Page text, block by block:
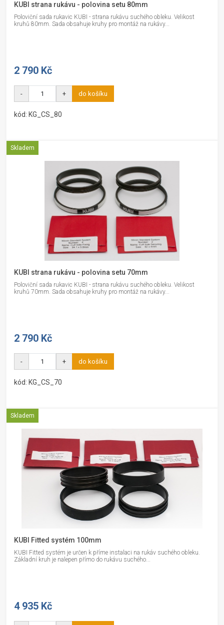
KUBI strana rukávu - polovina setu 80mm
Poloviční sada rukavic KUBI - strana rukávu suchého obleku. Velikost
kruhů 80mm. Sada obsahuje kruhy pro montáž na rukávy...
2 790 Kč
- + do košíku
kód: KG_CS_80
Skladem
KUBI strana rukávu - polovina setu 70mm
Poloviční sada rukavic KUBI - strana rukávu suchého obleku. Velikost
kruhů 70mm. Sada obsahuje kruhy pro montáž na rukávy...
2 790 Kč
- + do košíku
kód: KG_CS_70
Skladem
KUBI Fitted systém 100mm
KUBI Fitted systém je určen k příme instalaci na rukáv suchého obleku.
Základní kruh je nalepen přímo do rukávu suchého...
4 935 Kč